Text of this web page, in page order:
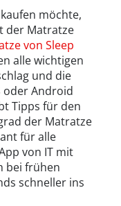
möchte,
der Matratze
von Sleep
alle wichtigen
und die
oder Android
Tipps für den
der Matratze
für alle
von IT mit
bei frühen
schneller ins